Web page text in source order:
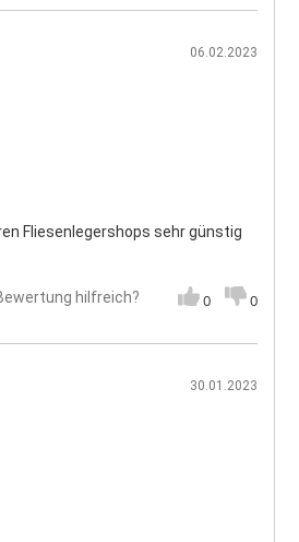
06.02.2023
Fliesenlegershops sehr günstig
hilfreich? 0 0
30.01.2023